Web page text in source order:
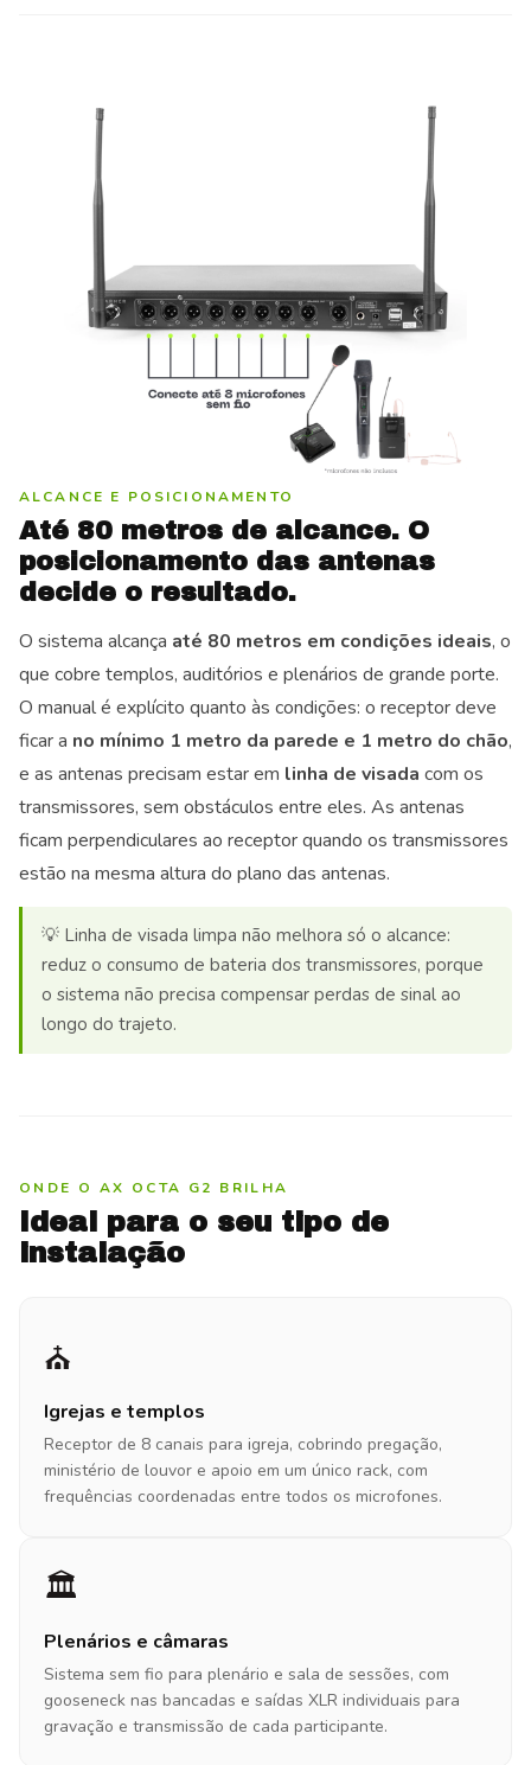
ALCANCE E POSICIONAMENTO
Até 80 metros de alcance. O
posicionamento das antenas
decide o resultado.
O sistema alcança até 80 metros em condições ideais, o
que cobre templos, auditórios e plenários de grande porte.
O manual é explícito quanto às condições: o receptor deve
ficar a no mínimo 1 metro da parede e 1 metro do chão,
e as antenas precisam estar em linha de visada com os
transmissores, sem obstáculos entre eles. As antenas
ficam perpendiculares ao receptor quando os transmissores
estão na mesma altura do plano das antenas.
💡 Linha de visada limpa não melhora só o alcance:
reduz o consumo de bateria dos transmissores, porque
o sistema não precisa compensar perdas de sinal ao
longo do trajeto.
ONDE O AX OCTA G2 BRILHA
Ideal para o seu tipo de
instalação
⛪
Igrejas e templos
Receptor de 8 canais para igreja, cobrindo pregação,
ministério de louvor e apoio em um único rack, com
frequências coordenadas entre todos os microfones.
🏛️
Plenários e câmaras
Sistema sem fio para plenário e sala de sessões, com
gooseneck nas bancadas e saídas XLR individuais para
gravação e transmissão de cada participante.